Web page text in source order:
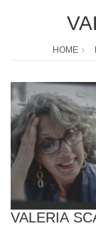
HOME
VALERIA